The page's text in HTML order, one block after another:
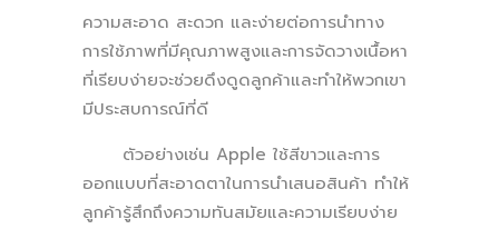
ความสะอาด สะดวก และง่ายต่อการนำทาง
การใช้ภาพที่มีคุณภาพสูงและการจัดวางเนื้อหา
ที่เรียบง่ายจะช่วยดึงดูดลูกค้าและทำให้พวกเขา
มีประสบการณ์ที่ดี
ตัวอย่างเช่น Apple ใช้สีขาวและการ
ออกแบบที่สะอาดตาในการนำเสนอสินค้า ทำให้
ลูกค้ารู้สึกถึงความทันสมัยและความเรียบง่าย